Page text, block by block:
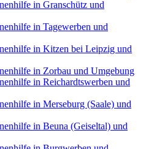
in Granschütz und
in Tagewerben und
in Kitzen bei Leipzig und
in Zorbau und Umgebung
in Reichardtswerben und
in Merseburg (Saale) und
in Beuna (Geiseltal) und